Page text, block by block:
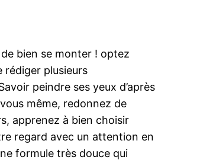
bien se monter ! optez
rédiger plusieurs
peindre ses yeux d’après
même, redonnez de
apprenez à bien choisir
regard avec un attention en
formule très douce qui